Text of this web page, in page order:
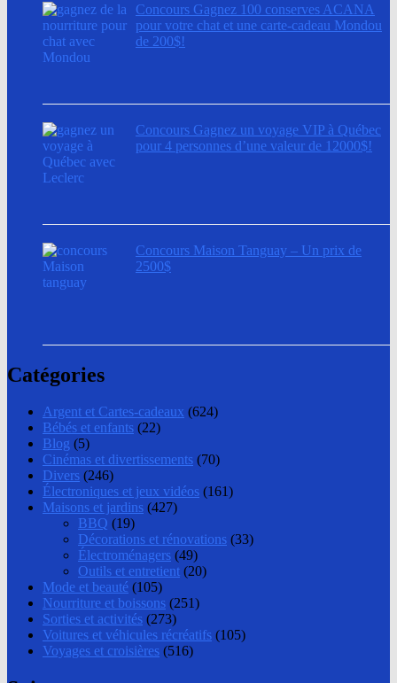
Concours Gagnez 100 conserves ACANA
pour votre chat et une carte-cadeau Mondou
de 200$!
Concours Gagnez un voyage VIP à Québec
pour 4 personnes d’une valeur de 12000$!
Concours Maison Tanguay – Un prix de
2500$
Catégories
Argent et Cartes-cadeaux (624)
Bébés et enfants (22)
Blog (5)
Cinémas et divertissements (70)
Divers (246)
Électroniques et jeux vidéos (161)
Maisons et jardins (427)
BBQ (19)
Décorations et rénovations (33)
Électroménagers (49)
Outils et entretient (20)
Mode et beauté (105)
Nourriture et boissons (251)
Sorties et activités (273)
Voitures et véhicules récréatifs (105)
Voyages et croisières (516)